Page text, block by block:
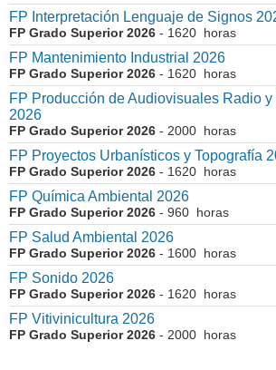
FP Interpretación Lenguaje de Signos
FP Grado Superior 2026 - 1620 horas
FP Mantenimiento Industrial 2026
FP Grado Superior 2026 - 1620 horas
FP Producción de Audiovisuales Radio
2026
FP Grado Superior 2026 - 2000 horas
FP Proyectos Urbanísticos y Topografía
FP Grado Superior 2026 - 1620 horas
FP Química Ambiental 2026
FP Grado Superior 2026 - 960 horas
FP Salud Ambiental 2026
FP Grado Superior 2026 - 1600 horas
FP Sonido 2026
FP Grado Superior 2026 - 1620 horas
FP Vitivinicultura 2026
FP Grado Superior 2026 - 2000 horas